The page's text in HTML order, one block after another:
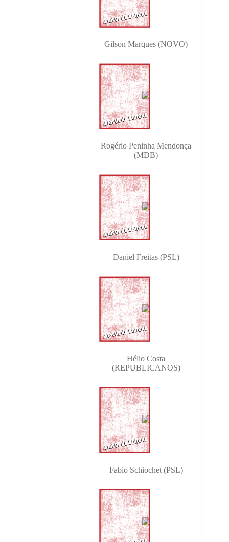
Gilson Marques (NOVO)
Rogério Peninha Mendonça
(MDB)
Daniel Freitas (PSL)
Hélio Costa
(REPUBLICANOS)
Fabio Schiochet (PSL)